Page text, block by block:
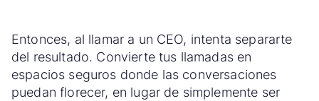
Entonces, al llamar a un CEO, intenta separarte
del resultado. Convierte tus llamadas en
espacios seguros donde las conversaciones
puedan florecer, en lugar de simplemente ser